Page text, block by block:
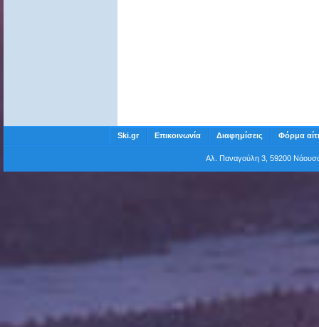
Ski.gr Επικοινωνία Διαφημίσεις Φόρμα
Αλ. Παναγούλη 3, 59200